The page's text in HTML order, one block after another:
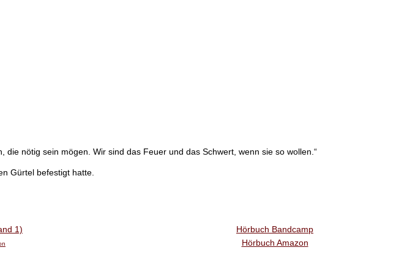
nötig sein mögen. Wir sind das Feuer und das Schwert, wenn sie so wollen.“
Gürtel befestigt hatte.
1) Hörbuch Bandcamp
Hörbuch Amazon